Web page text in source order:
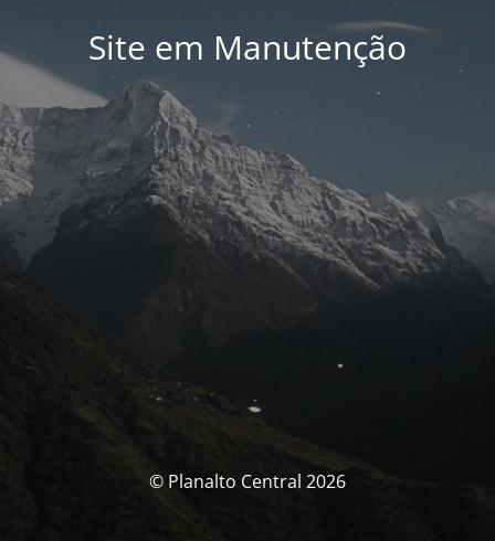
Site em Manutenção
© Planalto Central 2026